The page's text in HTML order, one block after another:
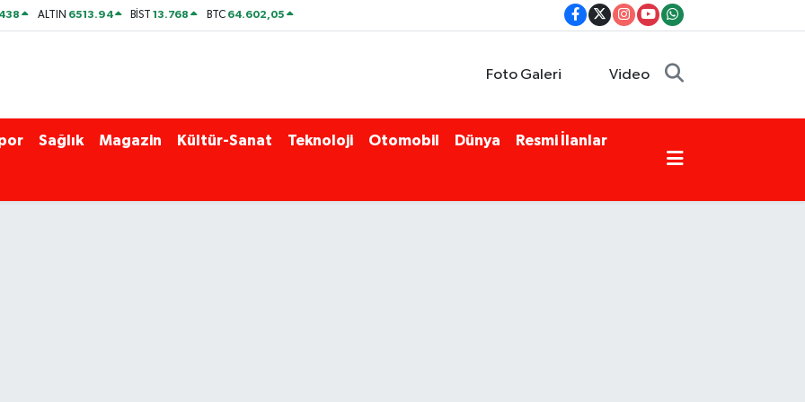
ALTIN 6513.94 BİST13.768 BTC 64.602,05
Foto Galeri Video
Sağlık Magazin Kültür-Sanat Teknoloji Otomobil Dünya Resmi İlanlar